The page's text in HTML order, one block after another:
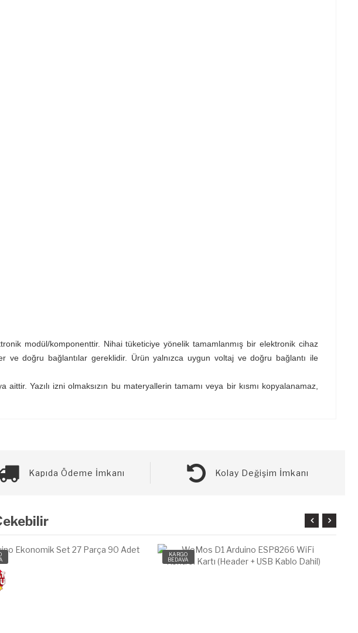
modül/komponenttir. Nihai tüketiciye yönelik tamamlanmış bir elektronik cihaz
ve doğru bağlantılar gereklidir. Ürün yalnızca uygun voltaj ve doğru bağlantı ile
aittir. Yazılı izni olmaksızın bu materyallerin tamamı veya bir kısmı kopyalanamaz,
Kapıda Ödeme İmkanı Kolay Değişim İmkanı
KARGO
BEDAVA